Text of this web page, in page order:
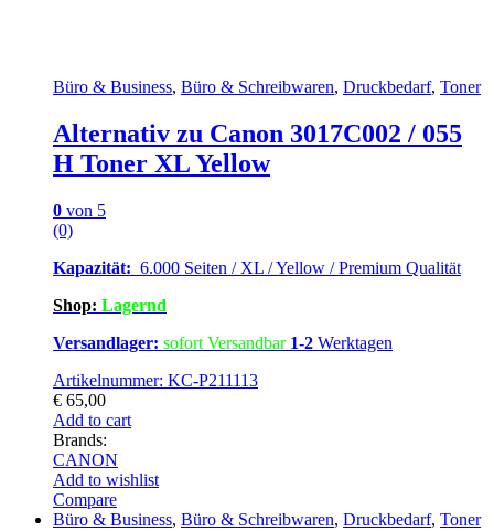
Büro & Business, Büro & Schreibwaren, Druckbedarf, Toner
Alternativ zu Canon 3017C002 / 055
H Toner XL Yellow
0 von 5
(0)
Kapazität: 6.000 Seiten / XL / Yellow / Premium Qualität
Shop: Lagernd
Versandlager: sofort Versandbar 1-2 Werktagen
Artikelnummer: KC-P211113
€ 65,00
Add to cart
Brands:
CANON
Add to wishlist
Compare
Büro & Business, Büro & Schreibwaren, Druckbedarf, Toner